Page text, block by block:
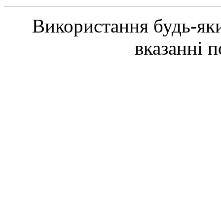
Використання будь-
вказанні